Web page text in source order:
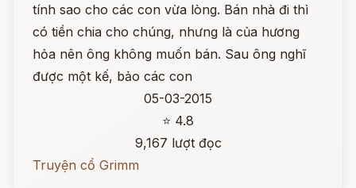
tính sao cho các con vừa lòng. Bán nhà đi thì
có tiền chia cho chúng, nhưng là của hương
hỏa nên ông không muốn bán. Sau ông nghĩ
được một kế, bảo các con
05-03-2015
⭐ 4.8
9,167 lượt đọc
Truyện cổ Grimm